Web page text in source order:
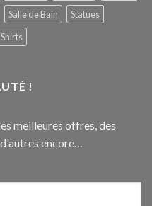
Salle de Bain
Statues
!
meilleures offres, des
encore…